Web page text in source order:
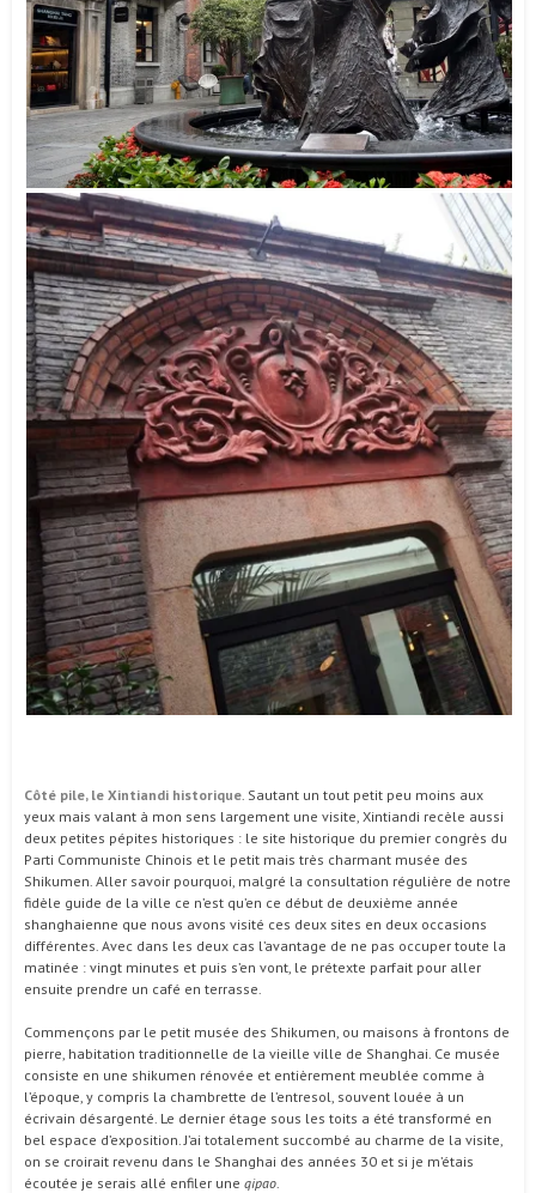
Côté pile, le Xintiandi historique . Sautant un tout petit peu moins aux
yeux mais valant à mon sens largement une visite, Xintiandi recèle aussi
deux petites pépites historiques : le site historique du premier congrès du
Parti Communiste Chinois et le petit mais très charmant musée des
Shikumen. Aller savoir pourquoi, malgré la consultation régulière de notre
fidèle guide de la ville ce n’est qu’en ce début de deuxième année
shanghaienne que nous avons visité ces deux sites en deux occasions
différentes. Avec dans les deux cas l’avantage de ne pas occuper toute la
matinée : vingt minutes et puis s’en vont, le prétexte parfait pour aller
ensuite prendre un café en terrasse.
Commençons par le petit musée des Shikumen, ou maisons à frontons de
pierre, habitation traditionnelle de la vieille ville de Shanghai. Ce musée
consiste en une shikumen rénovée et entièrement meublée comme à
l’époque, y compris la chambrette de l’entresol, souvent louée à un
écrivain désargenté. Le dernier étage sous les toits a été transformé en
bel espace d’exposition. J’ai totalement succombé au charme de la visite,
on se croirait revenu dans le Shanghai des années 30 et si je m’étais
écoutée je serais allé enfiler une qipao